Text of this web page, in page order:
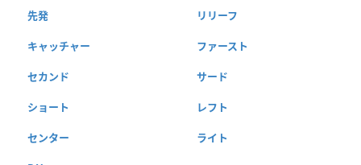
先発 リリーフ
キャッチャー ファースト
セカンド サード
ショート レフト
センター ライト